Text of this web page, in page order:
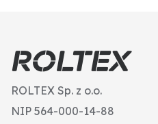
ROLTEX Sp. z o.o.
NIP 564-000-14-88